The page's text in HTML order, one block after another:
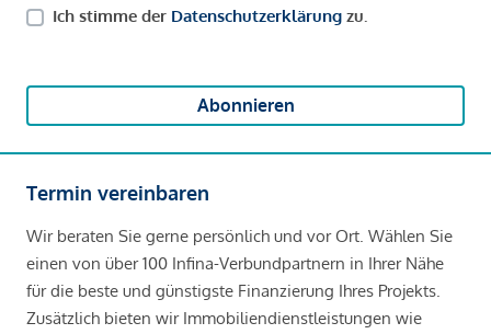
Ich stimme der Datenschutzerklärung zu.
Abonnieren
Termin vereinbaren
Wir beraten Sie gerne persönlich und vor Ort. Wählen Sie
einen von über 100 Infina-Verbundpartnern in Ihrer Nähe
für die beste und günstigste Finanzierung Ihres Projekts.
Zusätzlich bieten wir Immobiliendienstleistungen wie